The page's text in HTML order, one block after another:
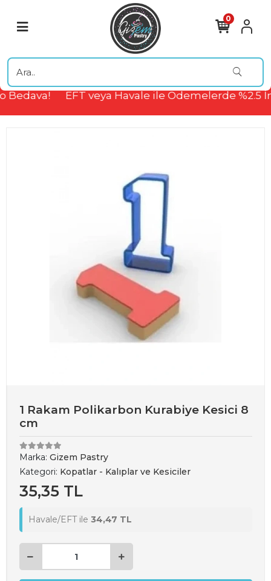
Bedava! EFT veya Havale ile Ödemelerde %2.5
0
1 Rakam Polikarbon Kurabiye Kesici 8
cm
Marka: Gizem Pastry
Kategori: Kopatlar - Kalıplar ve Kesiciler
35,35 TL
Havale/EFT ile 34,47 TL